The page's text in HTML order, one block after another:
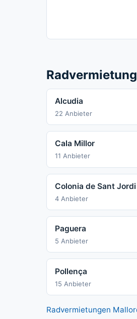
Alcudia
22 Anbieter
Cala Millor
11 Anbieter
Colonia de Sant Jordi
4 Anbieter
Paguera
5 Anbieter
Pollença
15 Anbieter
Radvermietungen